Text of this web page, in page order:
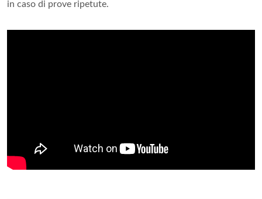
in caso di prove ripetute.